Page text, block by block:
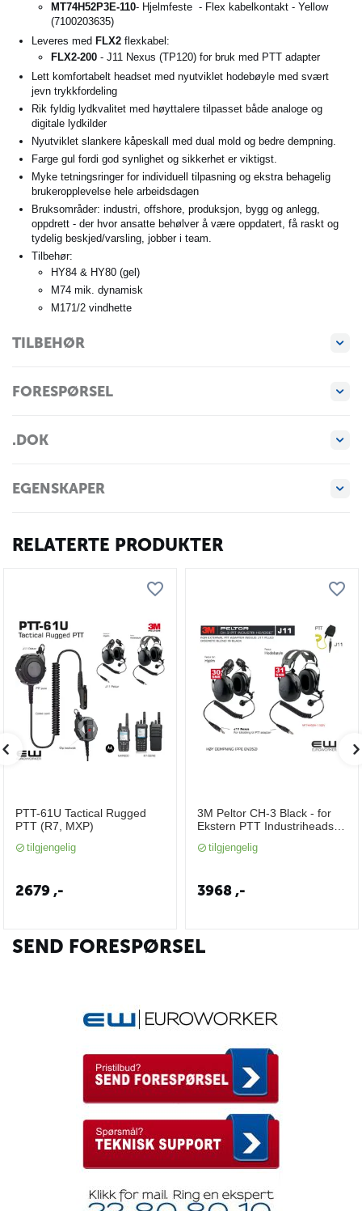
MT74H52P3E-110- Hjelmfeste - Flex kabelkontakt - Yellow
(7100203635)
Leveres med FLX2 flexkabel:
FLX2-200 - J11 Nexus (TP120) for bruk med PTT adapter
Lett komfortabelt headset med nyutviklet hodebøyle med svært
jevn trykkfordeling
Rik fyldig lydkvalitet med høyttalere tilpasset både analoge og
digitale lydkilder
Nyutviklet slankere kåpeskall med dual mold og bedre dempning.
Farge gul fordi god synlighet og sikkerhet er viktigst.
Myke tetningsringer for individuell tilpasning og ekstra behagelig
brukeropplevelse hele arbeidsdagen
Bruksområder: industri, offshore, produksjon, bygg og anlegg,
oppdrett - der hvor ansatte behølver å være oppdatert, få raskt og
tydelig beskjed/varsling, jobber i team.
Tilbehør:
HY84 & HY80 (gel)
M74 mik. dynamisk
M171/2 vindhette
TILBEHØR
FORESPØRSEL
.DOK
EGENSKAPER
RELATERTE PRODUKTER
PTT-61U Tactical Rugged
PTT (R7, MXP)
tilgjengelig
2679,-
3M Peltor CH-3 Black - for
Ekstern PTT Industriheadset
tilgjengelig
3968,-
SEND FORESPØRSEL